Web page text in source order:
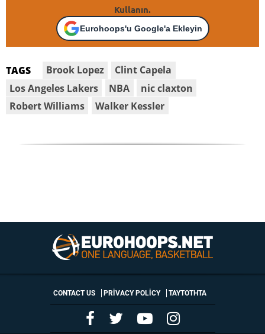
Kullanın.
Eurohoops'u Google'a Ekleyin
TAGS Brook Lopez
Clint Capela
Los Angeles Lakers
NBA
nic claxton
Robert Williams
Walker Kessler
CONTACT US PRIVACY POLICY ΤΑΥΤΟΤΗΤΑ